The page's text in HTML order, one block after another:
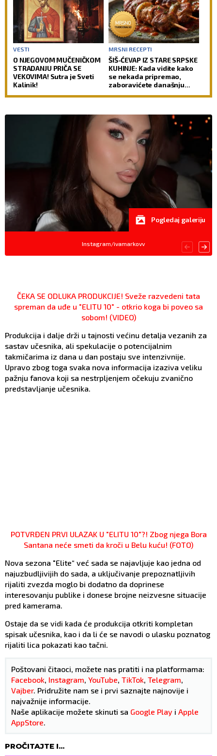
VESTI
O NJEGOVOM MUČENIČKOM
STRADANJU PRIČA SE
VEKOVIMA! Sutra je Sveti
Kalinik!
MRSNI RECEPTI
ŠIŠ-ĆEVAP IZ STARE SRPSKE
KUHINJE: Kada vidite kako
se nekada pripremao,
zaboravićete današnju
Instagram/ivamarkovv
Pogledaj galeriju
ČEKA SE ODLUKA PRODUKCIJE! Sveže razvedeni tata
spreman da uđe u "ELITU 10" - otkrio koga bi poveo sa
sobom! (VIDEO)
Produkcija i dalje drži u tajnosti većinu detalja vezanih za
sastav učesnika, ali spekulacije o potencijalnim
takmičarima iz dana u dan postaju sve intenzivnije.
Upravo zbog toga svaka nova informacija izaziva veliku
pažnju fanova koji sa nestrpljenjem očekuju zvanično
predstavljanje učesnika.
POTVRĐEN PRVI ULAZAK U "ELITU 10"?! Zbog njega Bora
Santana neće smeti da kroči u Belu kuću! (FOTO)
Nova sezona "Elite“ već sada se najavljuje kao jedna od
najuzbudljivijih do sada, a uključivanje prepoznatljivih
rijaliti zvezda moglo bi dodatno da doprinese
interesovanju publike i donese brojne neizvesne situacije
pred kamerama.
Ostaje da se vidi kada će produkcija otkriti kompletan
spisak učesnika, kao i da li će se navodi o ulasku poznatog
rijaliti lica pokazati kao tačni.
Poštovani čitaoci, možete nas pratiti i na platformama:
Facebook Instagram YouTube TikTok Telegram
Vajber. Pridružite nam se i prvi saznajte najnovije i
najvažnije informacije.
Naše aplikacije možete skinuti sa Google Play i Apple
AppStore
PROČITAJTE I...